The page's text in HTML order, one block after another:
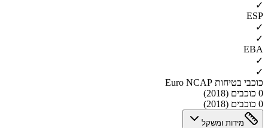
✓
ESP
✓
✓
EBA
✓
✓
כוכבי בטיחות Euro NCAP
0 כוכבים (2018)
0 כוכבים (2018)
מידות ומשקל